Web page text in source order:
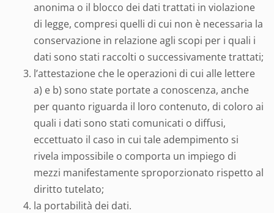
anonima o il blocco dei dati trattati in violazione
di legge, compresi quelli di cui non è necessaria la
conservazione in relazione agli scopi per i quali i
dati sono stati raccolti o successivamente trattati;
l’attestazione che le operazioni di cui alle lettere
a) e b) sono state portate a conoscenza, anche
per quanto riguarda il loro contenuto, di coloro ai
quali i dati sono stati comunicati o diffusi,
eccettuato il caso in cui tale adempimento si
rivela impossibile o comporta un impiego di
mezzi manifestamente sproporzionato rispetto al
diritto tutelato;
la portabilità dei dati.